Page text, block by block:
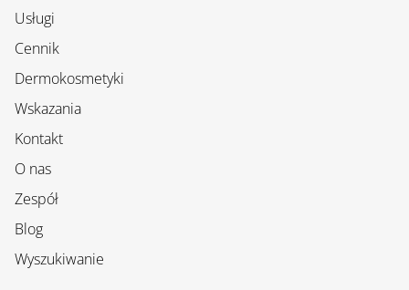
Usługi
Cennik
Dermokosmetyki
Wskazania
Kontakt
O nas
Zespół
Blog
Wyszukiwanie